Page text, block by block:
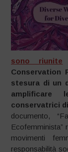
sono riunite
Conservation
stesura di un
conservatrici
documento,
Ecofemminista”
movimenti
responsabilità